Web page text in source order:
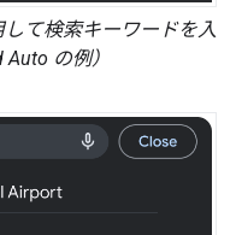
て検索キーワードを入
の例）